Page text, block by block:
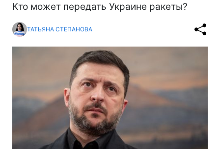
Кто может передать Украине ракеты?
ТАТЬЯНА СТЕПАНОВА